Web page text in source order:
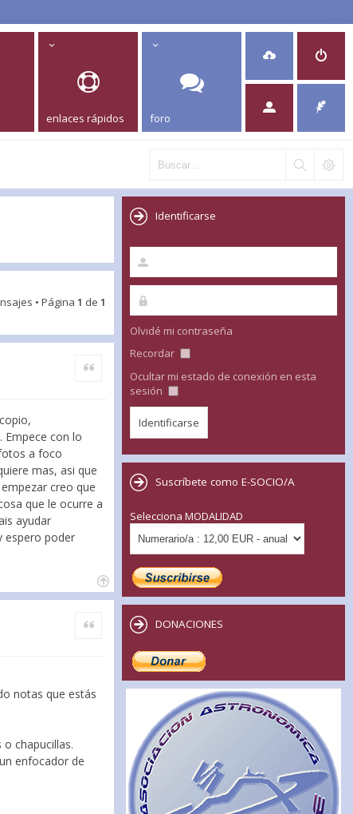
enlaces rápidos foro
• Página 1 de 1
Citar
Empece con lo
a foco
mas, asi que
creo que
que le ocurre a
ayudar
espero poder
Citar
notas que estás
chapucillas.
enfocador de
Identificarse
Olvidé mi contraseña
Recordar
Ocultar mi estado de conexión en esta
sesión
Suscríbete como E-SOCIO/A
Selecciona MODALIDAD
DONACIONES